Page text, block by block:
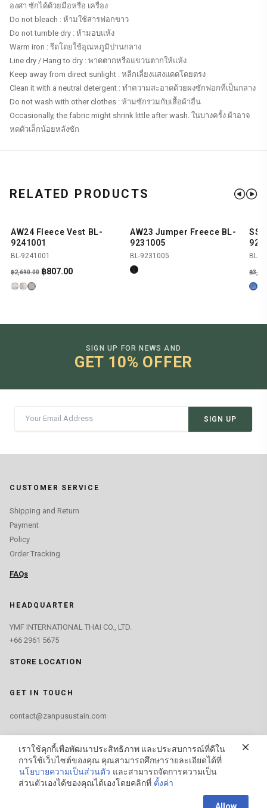
องศา ซักได้ด้วยมือหรือ เครื่อง
Do not bleach : ห้ามใช้สารฟอกขาว
Do not tumble dry : ห้ามอบแห้ง
Warm iron : รีดโดยใช้อุณหภูมิปานกลาง
Line dry / Hang to dry : พาดตากหรือแขวนตากให้แห้ง
Keep away from direct sunlight : หลีกเลี่ยงแสงแดดโดยตรง
Clean it with a neutral detergent : ทำความสะอาดด้วยผงซักฟอกที่เป็นกลาง
Do not wash with other clothes : ห้ามซักรวมกับเสื้อผ้าอื่น
Occasionally, the fabric might shrink little after wash. ในบางครั้ง ผ้าอาจ
หดตัวเล็กน้อยหลังซัก
RELATED PRODUCTS
-70% SHOP NOW
AW24 Fleece Vest BL-
9241001
BL-9241001
฿2,690.00 Original
฿807.00Current
SHOP NOW
AW23 Jumper Freece BL-
9231005
BL-9231005 BL-
฿
SIGN UP FOR NEWS AND
GET 10% OFFER
SIGN UP
CUSTOMER SERVICE
Shipping and Return
Payment
Policy
Order Tracking
FAQs
HEADQUARTER
YMF INTERNATIONAL THAI CO., LTD.
+66 2961 5675
STORE LOCATION
GET IN TOUCH
contact@zanpusustain.com
FIND US ON
เราใช้คุกกี้เพื่อพัฒนาประสิทธิภาพ และประสบการณ์ที่ดีใน
การใช้เว็บไซต์ของคุณ คุณสามารถศึกษารายละเอียดได้ที่
นโยบายความเป็นส่วนตัว และสามารถจัดการความเป็น
ส่วนตัวเองได้ของคุณได้เองโดยคลิกที่ ตั้งค่า